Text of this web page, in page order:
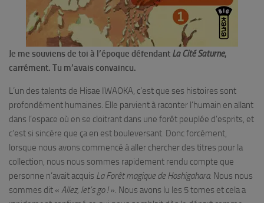
Je me souviens de toi à l’époque défendant La Cité Saturne,
carrément. Tu m’avais convaincu.
L’un des talents de Hisae IWAOKA, c’est que ses histoires sont
profondément humaines. Elle parvient à raconter l’humain en allant
dans l’espace où en se cloitrant dans une forêt peuplée d’esprits, et
c’est si sincère que ça en est bouleversant. Donc forcément,
lorsque nous avons commencé à aller chercher des titres pour la
collection, nous nous sommes rapidement rendu compte que
personne n’avait acquis La Forêt magique de Hoshigahara. Nous nous
sommes dit « Allez, let’s go !». Nous avons lu les 5 tomes et cela a